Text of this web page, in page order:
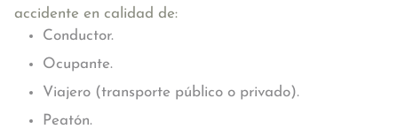
accidente en calidad de:
Conductor.
Ocupante.
Viajero (transporte público o privado).
Peatón.